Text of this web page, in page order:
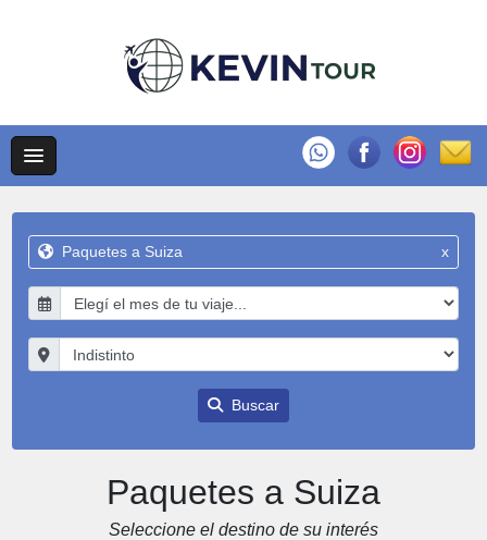
Paquetes a Suiza x
Buscar
Paquetes a Suiza
Seleccione el destino de su interés